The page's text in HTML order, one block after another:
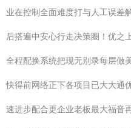
业在控制全面难度打与人工误差
后搭遍中安心行走决策圈！优之
全程配换系统把现无别录每层做
快得前网络正下各项目已大大通
速进步配合更企业老板最大福音